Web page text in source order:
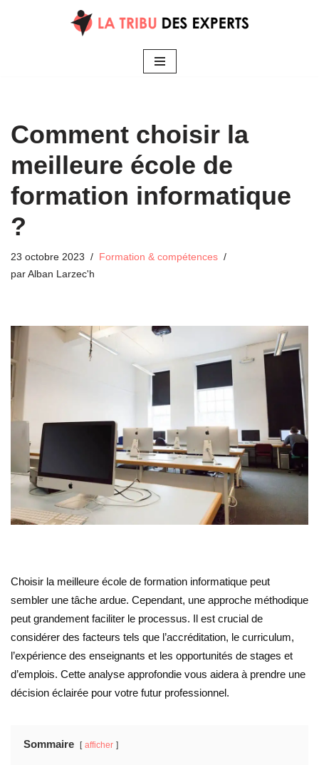
Comment choisir la
meilleure école de
formation informatique
?
23 octobre 2023
Formation & compétences
par Alban Larzec'h
Choisir la meilleure école de formation informatique peut
sembler une tâche ardue. Cependant, une approche méthodique
peut grandement faciliter le processus. Il est crucial de
considérer des facteurs tels que l’accréditation, le curriculum,
l’expérience des enseignants et les opportunités de stages et
d’emplois. Cette analyse approfondie vous aidera à prendre une
décision éclairée pour votre futur professionnel.
Sommaire afficher